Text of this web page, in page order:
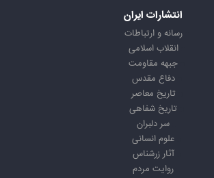
انتشارات ایران
رسانه و ارتباطات
انقلاب اسلامی
جبهه مقاومت
دفاع مقدس
تاریخ معاصر
تاریخ شفاهی
سر دلبران
علوم انسانی
آثار زرشناس
روایت مردم